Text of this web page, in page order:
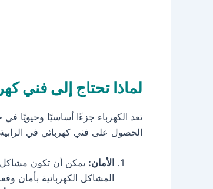
لماذا تحتاج إلى فني
تعد الكهرباء جزءًا أساسيًا وحيويًا
الحصول على فني كهربائي في
الأمان: يمكن أن تكون مشاكل
المشاكل الكهربائية بأمان